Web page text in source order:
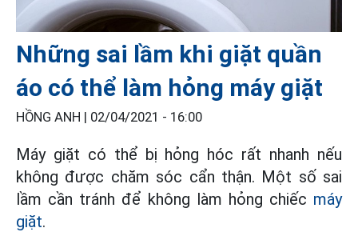
Những sai lầm khi giặt quần
áo có thể làm hỏng máy giặt
HỒNG ANH | 02/04/2021 - 16:00
Máy giặt có thể bị hỏng hóc rất nhanh nếu
không được chăm sóc cẩn thận. Một số sai
lầm cần tránh để không làm hỏng chiếc máy
giặt.